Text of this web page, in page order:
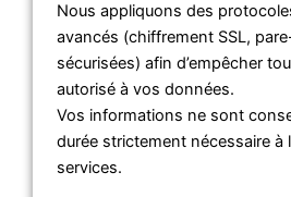
Nous appliquons des
avancés (chiffrement SSL,
sécurisées) afin d’empêcher
autorisé à vos données.
Vos informations ne sont
durée strictement nécessaire à
services.